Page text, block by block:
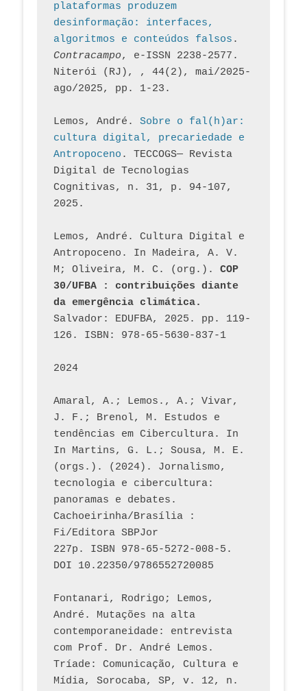
plataformas produzem
desinformação: interfaces,
algoritmos e conteúdos falsos
Contracampo, e-ISSN 2238-2577.
Niterói (RJ), , 44(2), mai/2025-
ago/2025, pp. 1-23.
Lemos, André. Sobre o fal(h)ar:
cultura digital, precariedade e
Antropoceno . TECCOGS— Revista
Digital de Tecnologias
Cognitivas, n. 31, p. 94-107,
2025.
Lemos, André. Cultura Digital e
Antropoceno. In Madeira, A. V.
M; Oliveira, M. C. (org.). COP
30/UFBA : contribuições diante
da emergência climática.
Salvador: EDUFBA, 2025. pp. 119-
126. ISBN: 978-65-5630-837-1
2024
Amaral, A.; Lemos., A.; Vivar,
J. F.; Brenol, M. Estudos e
tendências em Cibercultura. In
In Martins, G. L.; Sousa, M. E.
(orgs.). (2024). Jornalismo,
tecnologia e cibercultura:
panoramas e debates.
Cachoeirinha/Brasília :
Fi/Editora SBPJor
227p. ISBN 978-65-5272-008-5.
DOI 10.22350/9786552720085
Fontanari, Rodrigo; Lemos,
André. Mutações na alta
contemporaneidade: entrevista
com Prof. Dr. André Lemos.
Tríade: Comunicação, Cultura e
Mídia, Sorocaba, SP, v. 12, n.